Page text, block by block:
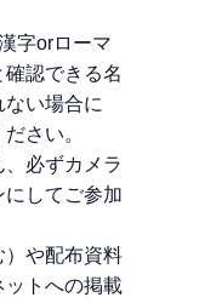
字orローマ
認できる名
い場合に
さい。
、必ずカメラ
してご参加
）や配布資料
ットへの掲載